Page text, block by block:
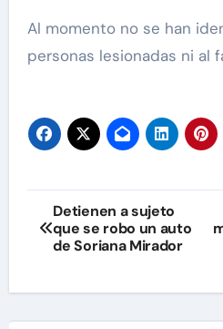
Al momento no se han
personas lesionadas ni al
Navegación
de
Detienen a sujeto
que se robo un auto
de Soriana Mirador